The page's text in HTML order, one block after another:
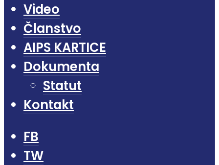
Video
Članstvo
AIPS KARTICE
Dokumenta
Statut
Kontakt
FB
TW